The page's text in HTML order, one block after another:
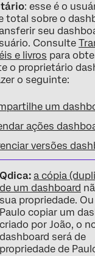
: esse é o
total sobre o
seu
Consulte
e livros para
o proprietário
o seguinte:
um
ações
versões
Qdica: a cópia
de um dashboard
sua propriedade.
Paulo copiar um
criado por João, o
dashboard será de
propriedade de